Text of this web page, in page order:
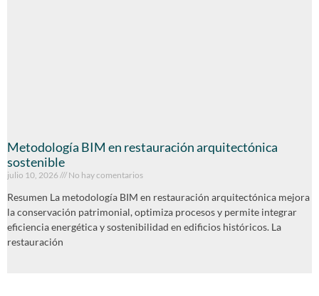
Metodología BIM en restauración arquitectónica
sostenible
julio 10, 2026 No hay comentarios
Resumen La metodología BIM en restauración arquitectónica mejora
la conservación patrimonial, optimiza procesos y permite integrar
eficiencia energética y sostenibilidad en edificios históricos. La
restauración